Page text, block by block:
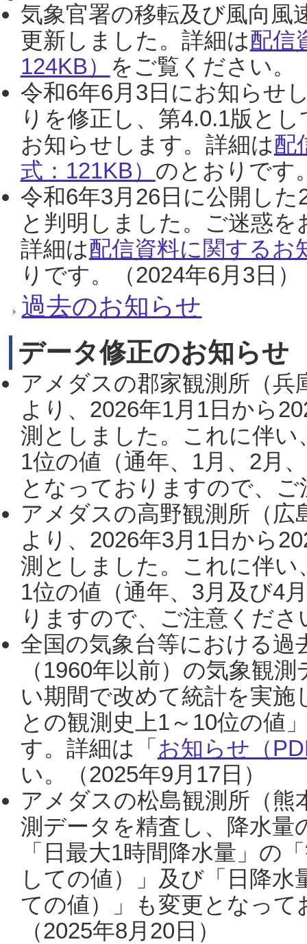
気象官署の移転及び風向風
更新しました。詳細は配信
124KB） をご覧ください。
令和6年6月3日にお知らせ
りを修正し、第4.0.1版と
お知らせします。詳細は配
式：121KB） のとおりです
令和6年3月26日に公開し
と判明しました。ご迷惑
詳細は配信資料に関するお
りです。（2024年6月3日）
過去のお知らせ
データ修正のお知らせ
アメダスの郡家観測所（
より、2026年1月1日から
測としました。これに伴い
1位の値（通年、1月、2月
となっておりますので、
アメダスの高野観測所（
より、2026年3月1日から
測としました。これに伴い
1位の値（通年、3月及び4
りますので、ご注意くだ
全国の気象台等における過
（1960年以前）の気象観
い期間で改めて統計を実
との観測史上1～10位の値
す。詳細は「 お知らせ（
い。（2025年9月17日）
アメダスの松島観測所（熊
測データを精査し、降水
「日最大1時間降水量」の
しての値）」及び「日降
ての値）」も変更となっ
（2025年8月20日）